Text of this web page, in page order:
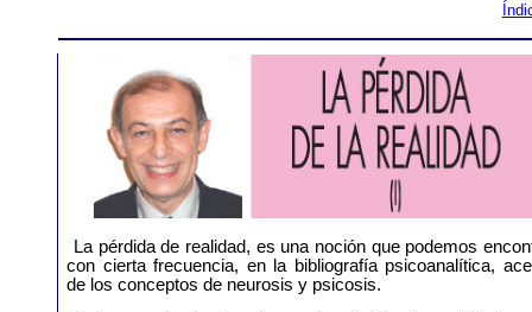
La pérdida de realidad, es una noción que podemos
con cierta frecuencia, en la bibliografía psicoanalítica,
de los conceptos de neurosis y psicosis.